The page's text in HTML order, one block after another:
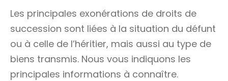
Les principales exonérations de droits de
succession sont liées à la situation du défunt
ou à celle de l’héritier, mais aussi au type de
biens transmis. Nous vous indiquons les
principales informations à connaître.